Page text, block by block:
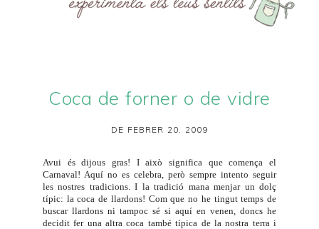
Coca de forner o de vidre
DE FEBRER 20, 2009
Avui és dijous gras! I això significa que comença el
Carnaval! Aquí no es celebra, però sempre intento seguir
les nostres tradicions. I la tradició mana menjar un dolç
típic: la coca de llardons! Com que no he tingut temps de
buscar llardons ni tampoc sé si aquí en venen, doncs he
decidit fer una altra coca també típica de la nostra terra i